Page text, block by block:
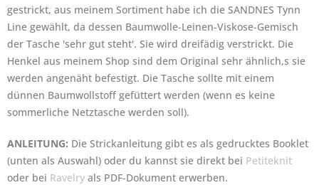
gestrickt, aus meinem Sortiment habe ich die SANDNES Tynn
Line gewählt, da dessen Baumwolle-Leinen-Viskose-Gemisch
der Tasche 'sehr gut steht'. Sie wird dreifädig verstrickt. Die
Henkel aus meinem Shop sind dem Original sehr ähnlich,s sie
werden angenäht befestigt. Die Tasche sollte mit einem
dünnen Baumwollstoff gefüttert werden (wenn es keine
sommerliche Netztasche werden soll).
ANLEITUNG: Die Strickanleitung gibt es als gedrucktes Booklet
(unten als Auswahl) oder du kannst sie direkt bei Petiteknit
oder bei Ravelry als PDF-Dokument erwerben.